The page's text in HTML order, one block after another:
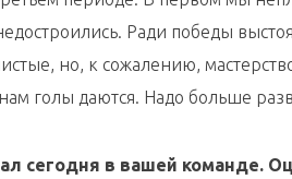
Ради победы
но, к сожалению,
голы даются. Надо больше
сегодня в вашей команде.